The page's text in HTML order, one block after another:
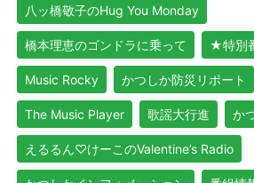
八ッ橋敬子のHug You Monday
橋本理恵のゴンドラに乗って ★特別
Music Rocky かつしか防災リポート
The Music Player 歌謡大行進 か
えるるん♡けーこのValentine’s Radio